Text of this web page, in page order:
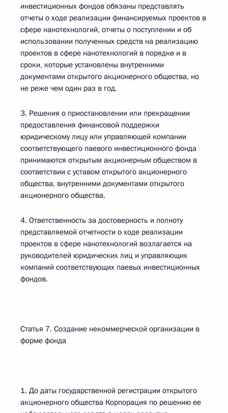
инвестиционных фондов обязаны представлять
отчеты о ходе реализации финансируемых проектов в
сфере нанотехнологий, отчеты о поступлении и об
использовании полученных средств на реализацию
проектов в сфере нанотехнологий в порядке и в
сроки, которые установлены внутренними
документами открытого акционерного общества, но
не реже чем один раз в год.
3. Решения о приостановлении или прекращении
предоставления финансовой поддержки
юридическому лицу или управляющей компании
соответствующего паевого инвестиционного фонда
принимаются открытым акционерным обществом в
соответствии с уставом открытого акционерного
общества, внутренними документами открытого
акционерного общества.
4. Ответственность за достоверность и полноту
представляемой отчетности о ходе реализации
проектов в сфере нанотехнологий возлагается на
руководителей юридических лиц и управляющих
компаний соответствующих паевых инвестиционных
фондов.
Статья 7. Создание некоммерческой организации в
форме фонда
1. До даты государственной регистрации открытого
акционерного общества Корпорация по решению ее